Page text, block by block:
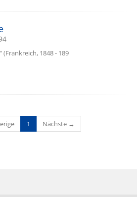
1848 - 189
1 (current)
Nächste →